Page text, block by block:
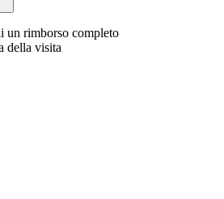
un rimborso completo
della visita